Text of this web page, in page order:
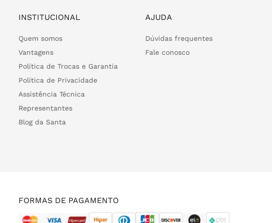
INSTITUCIONAL
Quem somos
Vantagens
Política de Trocas e Garantia
Política de Privacidade
Assistência Técnica
Representantes
Blog da Santa
AJUDA
Dúvidas frequentes
Fale conosco
FORMAS DE PAGAMENTO